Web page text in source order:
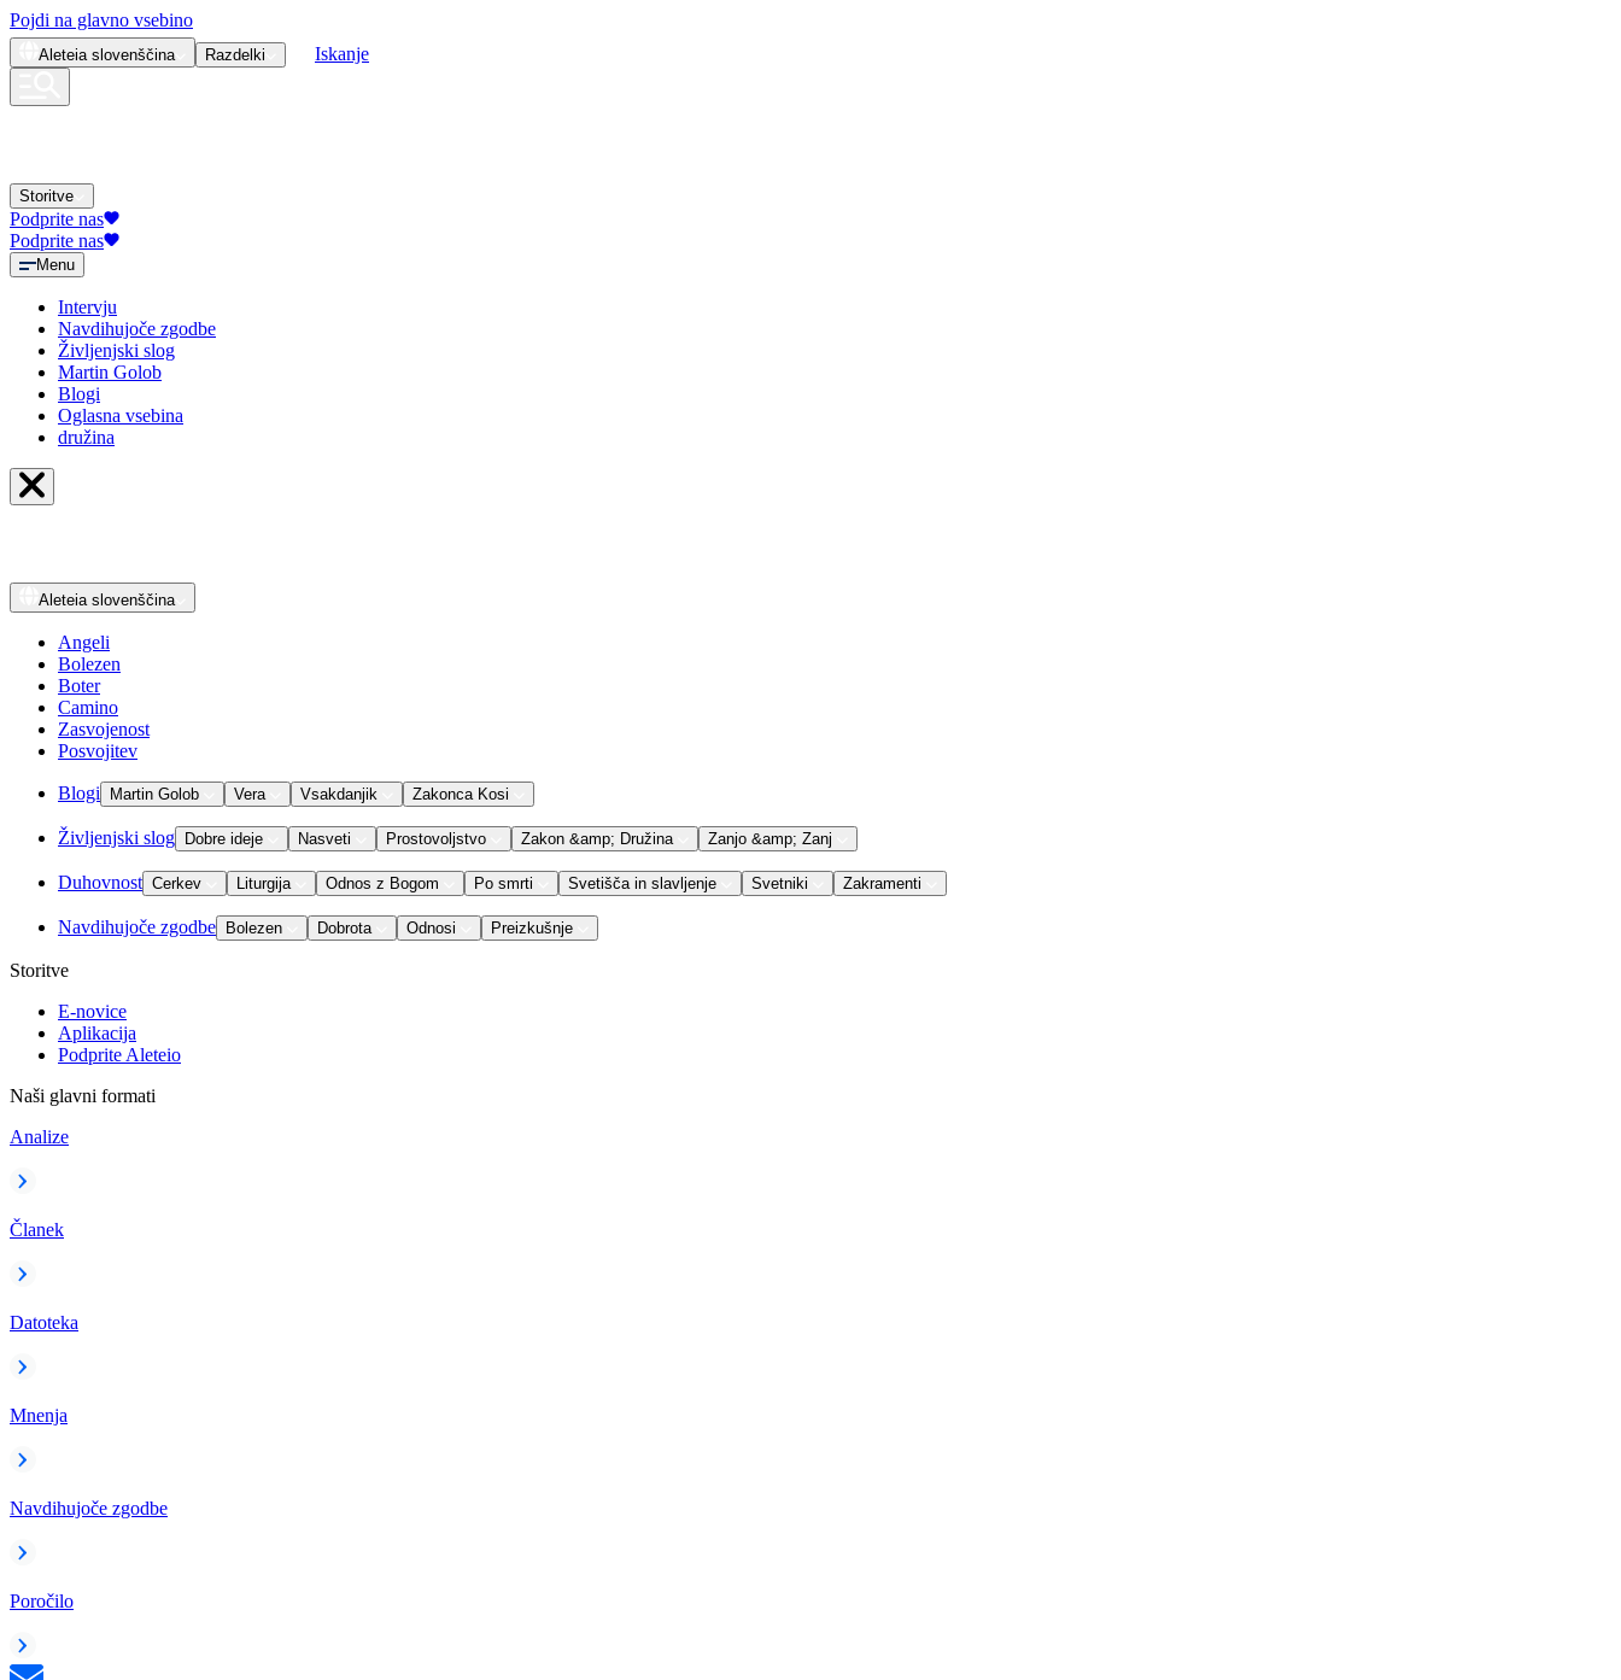
Pojdi na glavno vsebino
Aleteia slovenščina Razdelki Iskanje
Storitve
Podprite nas
Podprite nas
Menu
Intervju
Navdihujoče zgodbe
Življenjski slog
Martin Golob
Blogi
Oglasna vsebina
družina
Aleteia slovenščina
Angeli
Bolezen
Boter
Camino
Zasvojenost
Posvojitev
Blogi Martin Golob Vera Vsakdanjik Zakonca Kosi
Življenjski slog Dobre ideje Nasveti Prostovoljstvo Zakon &amp; Družina Zanjo &amp; Zanj
Duhovnost Cerkev Liturgija Odnos z Bogom Po smrti Svetišča in slavljenje Svetniki Zakramenti
Navdihujoče zgodbe Bolezen Dobrota Odnosi Preizkušnje
Storitve
E-novice
Aplikacija
Podprite Aleteio
Naši glavni formati
Analize
Članek
Datoteka
Mnenja
Navdihujoče zgodbe
Poročilo